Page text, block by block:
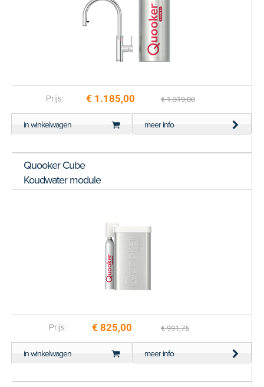
Prijs: € 1.185,00 € 1.319,00
in winkelwagen meer info
Quooker Cube
Koudwater module
Prijs: € 825,00 € 991,75
in winkelwagen meer info